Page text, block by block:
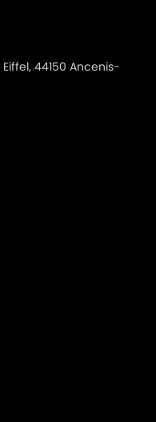
Eiffel, 44150 Ancenis-